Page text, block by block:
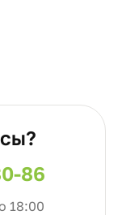
86
18:00